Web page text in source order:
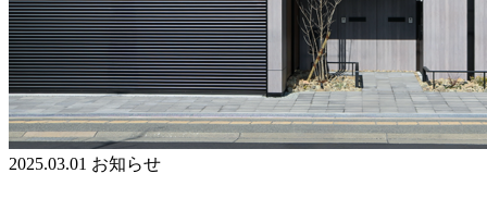
2025.03.01 お知らせ